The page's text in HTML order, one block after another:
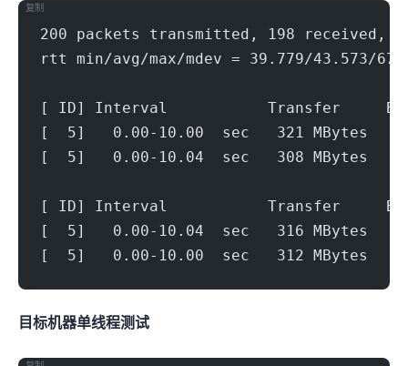
200 packets transmitted, 198 received,
rtt min/avg/max/mdev = 39.779/43.573/
[ ID] Interval           Transfer
[  5]   0.00-10.00  sec   321 MBytes
[  5]   0.00-10.04  sec   308 MBytes
[ ID] Interval           Transfer
[  5]   0.00-10.04  sec   316 MBytes
[  5]   0.00-10.00  sec   312 MBytes
复制
目标机器 IPERF3单线程测试